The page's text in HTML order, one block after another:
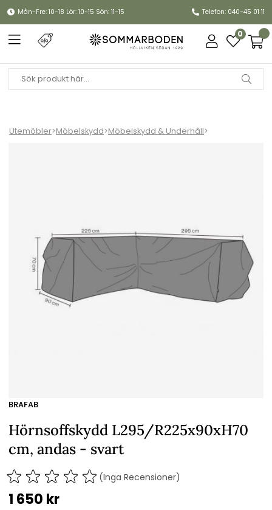
Mån-Fre: 10-18 Lör: 10-15 Sön: 11-15 Telefon: 040-45 01 11
0
Utemöbler>Möbelskydd>Möbelskydd & Underhåll>
BRAFAB
Hörnsoffskydd L295/R225x90xH70
cm, andas - svart
(Inga Recensioner)
1 650 kr